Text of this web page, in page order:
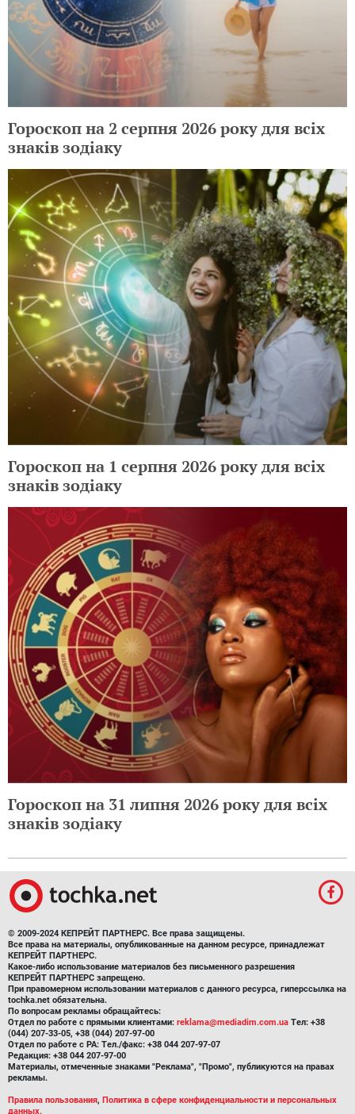
Гороскоп на 2 серпня 2026 року для всіх
знаків зодіаку
Гороскоп на 1 серпня 2026 року для всіх
знаків зодіаку
Гороскоп на 31 липня 2026 року для всіх
знаків зодіаку
© 2009-2024 КЕПРЕЙТ ПАРТНЕРС. Все права защищены.
Все права на материалы, опубликованные на данном ресурсе, принадлежат
КЕПРЕЙТ ПАРТНЕРС.
Какое-либо использование материалов без письменного разрешения
КЕПРЕЙТ ПАРТНЕРС запрещено.
При правомерном использовании материалов с данного ресурса, гиперссылка на
tochka.net обязательна.
По вопросам рекламы обращайтесь:
Отдел по работе с прямыми клиентами: reklama@mediadim.com.ua Тел: +38
(044) 207-33-05, +38 (044) 207-97-00
Отдел по работе с РА: Тел./факс: +38 044 207-97-07
Редакция: +38 044 207-97-00
Материалы, отмеченные знаками "Реклама", "Промо", публикуются на правах
рекламы.
Правила пользования, Политика в сфере конфиденциальности и персональных
данных.